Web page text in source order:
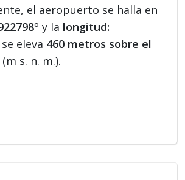
el aeropuerto se halla en
y la longitud:
eleva 460 metros sobre el
(m s. n. m.).